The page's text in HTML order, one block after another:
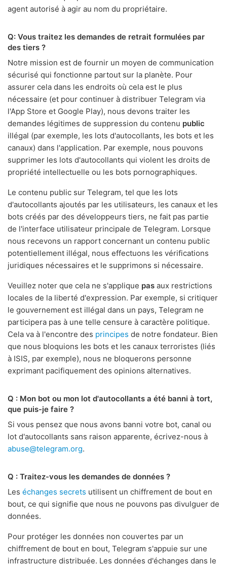
agent autorisé à agir au nom du propriétaire.
Q: Vous traitez les demandes de retrait formulées par
des tiers ?
Notre mission est de fournir un moyen de communication
sécurisé qui fonctionne partout sur la planète. Pour
assurer cela dans les endroits où cela est le plus
nécessaire (et pour continuer à distribuer Telegram via
l'App Store et Google Play), nous devons traiter les
demandes légitimes de suppression du contenu public
illégal (par exemple, les lots d'autocollants, les bots et les
canaux) dans l'application. Par exemple, nous pouvons
supprimer les lots d'autocollants qui violent les droits de
propriété intellectuelle ou les bots pornographiques.
Le contenu public sur Telegram, tel que les lots
d'autocollants ajoutés par les utilisateurs, les canaux et les
bots créés par des développeurs tiers, ne fait pas partie
de l'interface utilisateur principale de Telegram. Lorsque
nous recevons un rapport concernant un contenu public
potentiellement illégal, nous effectuons les vérifications
juridiques nécessaires et le supprimons si nécessaire.
Veuillez noter que cela ne s'applique pas aux restrictions
locales de la liberté d'expression. Par exemple, si critiquer
le gouvernement est illégal dans un pays, Telegram ne
participera pas à une telle censure à caractère politique.
Cela va à l'encontre des principes de notre fondateur. Bien
que nous bloquions les bots et les canaux terroristes (liés
à ISIS, par exemple), nous ne bloquerons personne
exprimant pacifiquement des opinions alternatives.
Q : Mon bot ou mon lot d'autocollants a été banni à tort,
que puis-je faire ?
Si vous pensez que nous avons banni votre bot, canal ou
lot d'autocollants sans raison apparente, écrivez-nous à
abuse@telegram.org.
Q : Traitez-vous les demandes de données ?
Les échanges secrets utilisent un chiffrement de bout en
bout, ce qui signifie que nous ne pouvons pas divulguer de
données.
Pour protéger les données non couvertes par un
chiffrement de bout en bout, Telegram s'appuie sur une
infrastructure distribuée. Les données d'échanges dans le